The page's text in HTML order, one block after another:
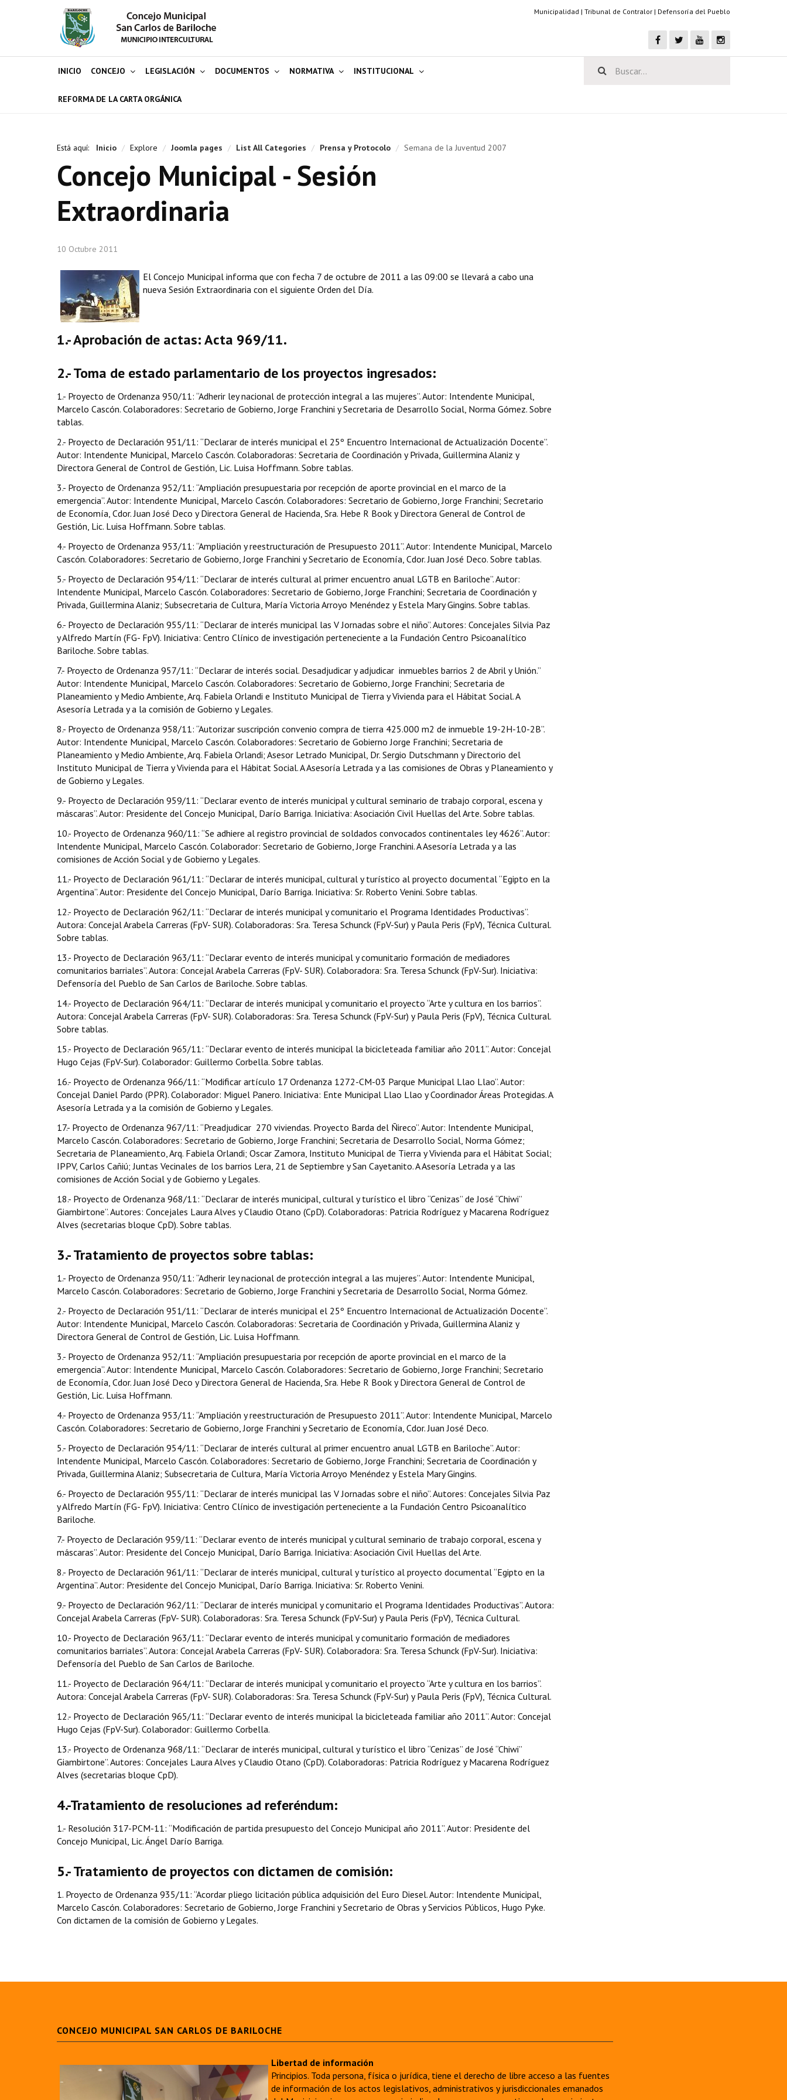
Municipalidad | Tribunal de Contralor | Defensoría del Pueblo
INICIO CONCEJO LEGISLACIÓN DOCUMENTOS NORMATIVA INSTITUCIONAL
REFORMA DE LA CARTA ORGÁNICA
Está aquí: Inicio / Explore / Joomla pages / List All Categories / Prensa y Protocolo / Semana de la Juventud 2007
Concejo Municipal - Sesión
Extraordinaria
10 Octubre 2011
El Concejo Municipal informa que con fecha 7 de octubre de 2011 a las 09:00 se llevará a cabo una
nueva Sesión Extraordinaria con el siguiente Orden del Día.
1.- Aprobación de actas: Acta 969/11.
2.- Toma de estado parlamentario de los proyectos ingresados:
1.- Proyecto de Ordenanza 950/11: “Adherir ley nacional de protección integral a las mujeres”. Autor: Intendente Municipal,
Marcelo Cascón. Colaboradores: Secretario de Gobierno, Jorge Franchini y Secretaria de Desarrollo Social, Norma Gómez. Sobre
tablas.
2.- Proyecto de Declaración 951/11: “Declarar de interés municipal el 25º Encuentro Internacional de Actualización Docente”.
Autor: Intendente Municipal, Marcelo Cascón. Colaboradoras: Secretaria de Coordinación y Privada, Guillermina Alaniz y
Directora General de Control de Gestión, Lic. Luisa Hoffmann. Sobre tablas.
3.- Proyecto de Ordenanza 952/11: “Ampliación presupuestaria por recepción de aporte provincial en el marco de la
emergencia”. Autor: Intendente Municipal, Marcelo Cascón. Colaboradores: Secretario de Gobierno, Jorge Franchini; Secretario
de Economía, Cdor. Juan José Deco y Directora General de Hacienda, Sra. Hebe R Book y Directora General de Control de
Gestión, Lic. Luisa Hoffmann. Sobre tablas.
4.- Proyecto de Ordenanza 953/11: “Ampliación y reestructuración de Presupuesto 2011”. Autor: Intendente Municipal, Marcelo
Cascón. Colaboradores: Secretario de Gobierno, Jorge Franchini y Secretario de Economía, Cdor. Juan José Deco. Sobre tablas.
5.- Proyecto de Declaración 954/11: “Declarar de interés cultural al primer encuentro anual LGTB en Bariloche”. Autor:
Intendente Municipal, Marcelo Cascón. Colaboradores: Secretario de Gobierno, Jorge Franchini; Secretaria de Coordinación y
Privada, Guillermina Alaniz; Subsecretaria de Cultura, María Victoria Arroyo Menéndez y Estela Mary Gingins. Sobre tablas.
6.- Proyecto de Declaración 955/11: “Declarar de interés municipal las V Jornadas sobre el niño”. Autores: Concejales Silvia Paz
y Alfredo Martín (FG- FpV). Iniciativa: Centro Clínico de investigación perteneciente a la Fundación Centro Psicoanalítico
Bariloche. Sobre tablas.
7.- Proyecto de Ordenanza 957/11: “Declarar de interés social. Desadjudicar y adjudicar inmuebles barrios 2 de Abril y Unión.”
Autor: Intendente Municipal, Marcelo Cascón. Colaboradores: Secretario de Gobierno, Jorge Franchini; Secretaria de
Planeamiento y Medio Ambiente, Arq. Fabiela Orlandi e Instituto Municipal de Tierra y Vivienda para el Hábitat Social. A
Asesoría Letrada y a la comisión de Gobierno y Legales.
8.- Proyecto de Ordenanza 958/11: “Autorizar suscripción convenio compra de tierra 425.000 m2 de inmueble 19-2H-10-2B”.
Autor: Intendente Municipal, Marcelo Cascón. Colaboradores: Secretario de Gobierno Jorge Franchini; Secretaria de
Planeamiento y Medio Ambiente, Arq. Fabiela Orlandi; Asesor Letrado Municipal, Dr. Sergio Dutschmann y Directorio del
Instituto Municipal de Tierra y Vivienda para el Hábitat Social. A Asesoría Letrada y a las comisiones de Obras y Planeamiento y
de Gobierno y Legales.
9.- Proyecto de Declaración 959/11: “Declarar evento de interés municipal y cultural seminario de trabajo corporal, escena y
máscaras”. Autor: Presidente del Concejo Municipal, Darío Barriga. Iniciativa: Asociación Civil Huellas del Arte. Sobre tablas.
10.- Proyecto de Ordenanza 960/11: “Se adhiere al registro provincial de soldados convocados continentales ley 4626”. Autor:
Intendente Municipal, Marcelo Cascón. Colaborador: Secretario de Gobierno, Jorge Franchini. A Asesoría Letrada y a las
comisiones de Acción Social y de Gobierno y Legales.
11.- Proyecto de Declaración 961/11: “Declarar de interés municipal, cultural y turístico al proyecto documental “Egipto en la
Argentina”. Autor: Presidente del Concejo Municipal, Darío Barriga. Iniciativa: Sr. Roberto Venini. Sobre tablas.
12.- Proyecto de Declaración 962/11: “Declarar de interés municipal y comunitario el Programa Identidades Productivas”.
Autora: Concejal Arabela Carreras (FpV- SUR). Colaboradoras: Sra. Teresa Schunck (FpV-Sur) y Paula Peris (FpV), Técnica Cultural.
Sobre tablas.
13.- Proyecto de Declaración 963/11: “Declarar evento de interés municipal y comunitario formación de mediadores
comunitarios barriales”. Autora: Concejal Arabela Carreras (FpV- SUR). Colaboradora: Sra. Teresa Schunck (FpV-Sur). Iniciativa:
Defensoría del Pueblo de San Carlos de Bariloche. Sobre tablas.
14.- Proyecto de Declaración 964/11: “Declarar de interés municipal y comunitario el proyecto “Arte y cultura en los barrios”.
Autora: Concejal Arabela Carreras (FpV- SUR). Colaboradoras: Sra. Teresa Schunck (FpV-Sur) y Paula Peris (FpV), Técnica Cultural.
Sobre tablas.
15.- Proyecto de Declaración 965/11: “Declarar evento de interés municipal la bicicleteada familiar año 2011”. Autor: Concejal
Hugo Cejas (FpV-Sur). Colaborador: Guillermo Corbella. Sobre tablas.
16.- Proyecto de Ordenanza 966/11: “Modificar artículo 17 Ordenanza 1272-CM-03 Parque Municipal Llao Llao”. Autor:
Concejal Daniel Pardo (PPR). Colaborador: Miguel Panero. Iniciativa: Ente Municipal Llao Llao y Coordinador Áreas Protegidas. A
Asesoría Letrada y a la comisión de Gobierno y Legales.
17.- Proyecto de Ordenanza 967/11: “Preadjudicar 270 viviendas. Proyecto Barda del Ñireco”. Autor: Intendente Municipal,
Marcelo Cascón. Colaboradores: Secretario de Gobierno, Jorge Franchini; Secretaria de Desarrollo Social, Norma Gómez;
Secretaria de Planeamiento, Arq. Fabiela Orlandi; Oscar Zamora, Instituto Municipal de Tierra y Vivienda para el Hábitat Social;
IPPV, Carlos Cañiú; Juntas Vecinales de los barrios Lera, 21 de Septiembre y San Cayetanito. A Asesoría Letrada y a las
comisiones de Acción Social y de Gobierno y Legales.
18.- Proyecto de Ordenanza 968/11: “Declarar de interés municipal, cultural y turístico el libro “Cenizas” de José “Chiwi”
Giambirtone”. Autores: Concejales Laura Alves y Claudio Otano (CpD). Colaboradoras: Patricia Rodríguez y Macarena Rodríguez
Alves (secretarias bloque CpD). Sobre tablas.
3.- Tratamiento de proyectos sobre tablas:
1.- Proyecto de Ordenanza 950/11: “Adherir ley nacional de protección integral a las mujeres”. Autor: Intendente Municipal,
Marcelo Cascón. Colaboradores: Secretario de Gobierno, Jorge Franchini y Secretaria de Desarrollo Social, Norma Gómez.
2.- Proyecto de Declaración 951/11: “Declarar de interés municipal el 25º Encuentro Internacional de Actualización Docente”.
Autor: Intendente Municipal, Marcelo Cascón. Colaboradoras: Secretaria de Coordinación y Privada, Guillermina Alaniz y
Directora General de Control de Gestión, Lic. Luisa Hoffmann.
3.- Proyecto de Ordenanza 952/11: “Ampliación presupuestaria por recepción de aporte provincial en el marco de la
emergencia”. Autor: Intendente Municipal, Marcelo Cascón. Colaboradores: Secretario de Gobierno, Jorge Franchini; Secretario
de Economía, Cdor. Juan José Deco y Directora General de Hacienda, Sra. Hebe R Book y Directora General de Control de
Gestión, Lic. Luisa Hoffmann.
4.- Proyecto de Ordenanza 953/11: “Ampliación y reestructuración de Presupuesto 2011”. Autor: Intendente Municipal, Marcelo
Cascón. Colaboradores: Secretario de Gobierno, Jorge Franchini y Secretario de Economía, Cdor. Juan José Deco.
5.- Proyecto de Declaración 954/11: “Declarar de interés cultural al primer encuentro anual LGTB en Bariloche”. Autor:
Intendente Municipal, Marcelo Cascón. Colaboradores: Secretario de Gobierno, Jorge Franchini; Secretaria de Coordinación y
Privada, Guillermina Alaniz; Subsecretaria de Cultura, María Victoria Arroyo Menéndez y Estela Mary Gingins.
6.- Proyecto de Declaración 955/11: “Declarar de interés municipal las V Jornadas sobre el niño”. Autores: Concejales Silvia Paz
y Alfredo Martín (FG- FpV). Iniciativa: Centro Clínico de investigación perteneciente a la Fundación Centro Psicoanalítico
Bariloche.
7.- Proyecto de Declaración 959/11: “Declarar evento de interés municipal y cultural seminario de trabajo corporal, escena y
máscaras”. Autor: Presidente del Concejo Municipal, Darío Barriga. Iniciativa: Asociación Civil Huellas del Arte.
8.- Proyecto de Declaración 961/11: “Declarar de interés municipal, cultural y turístico al proyecto documental “Egipto en la
Argentina”. Autor: Presidente del Concejo Municipal, Darío Barriga. Iniciativa: Sr. Roberto Venini.
9.- Proyecto de Declaración 962/11: “Declarar de interés municipal y comunitario el Programa Identidades Productivas”. Autora:
Concejal Arabela Carreras (FpV- SUR). Colaboradoras: Sra. Teresa Schunck (FpV-Sur) y Paula Peris (FpV), Técnica Cultural.
10.- Proyecto de Declaración 963/11: “Declarar evento de interés municipal y comunitario formación de mediadores
comunitarios barriales”. Autora: Concejal Arabela Carreras (FpV- SUR). Colaboradora: Sra. Teresa Schunck (FpV-Sur). Iniciativa:
Defensoría del Pueblo de San Carlos de Bariloche.
11.- Proyecto de Declaración 964/11: “Declarar de interés municipal y comunitario el proyecto “Arte y cultura en los barrios”.
Autora: Concejal Arabela Carreras (FpV- SUR). Colaboradoras: Sra. Teresa Schunck (FpV-Sur) y Paula Peris (FpV), Técnica Cultural.
12.- Proyecto de Declaración 965/11: “Declarar evento de interés municipal la bicicleteada familiar año 2011”. Autor: Concejal
Hugo Cejas (FpV-Sur). Colaborador: Guillermo Corbella.
13.- Proyecto de Ordenanza 968/11: “Declarar de interés municipal, cultural y turístico el libro “Cenizas” de José “Chiwi”
Giambirtone”. Autores: Concejales Laura Alves y Claudio Otano (CpD). Colaboradoras: Patricia Rodríguez y Macarena Rodríguez
Alves (secretarias bloque CpD).
4.-Tratamiento de resoluciones ad referéndum:
1.- Resolución 317-PCM-11: “Modificación de partida presupuesto del Concejo Municipal año 2011”. Autor: Presidente del
Concejo Municipal, Lic. Ángel Darío Barriga.
5.- Tratamiento de proyectos con dictamen de comisión:
1. Proyecto de Ordenanza 935/11: “Acordar pliego licitación pública adquisición del Euro Diesel. Autor: Intendente Municipal,
Marcelo Cascón. Colaboradores: Secretario de Gobierno, Jorge Franchini y Secretario de Obras y Servicios Públicos, Hugo Pyke.
Con dictamen de la comisión de Gobierno y Legales.
CONCEJO MUNICIPAL SAN CARLOS DE BARILOCHE
Libertad de información
Principios. Toda persona, física o jurídica, tiene el derecho de libre acceso a las fuentes
de información de los actos legislativos, administrativos y jurisdiccionales emanados